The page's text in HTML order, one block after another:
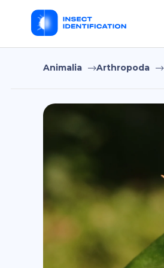
Animalia Arthropoda